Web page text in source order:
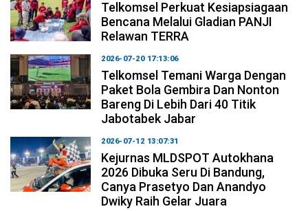
Telkomsel Perkuat Kesiapsiagaan
Bencana Melalui Gladian PANJI
Relawan TERRA
2026-07-20 17:13:06
Telkomsel Temani Warga Dengan
Paket Bola Gembira Dan Nonton
Bareng Di Lebih Dari 40 Titik
Jabotabek Jabar
2026-07-12 13:07:31
Kejurnas MLDSPOT Autokhana
2026 Dibuka Seru Di Bandung,
Canya Prasetyo Dan Anandyo
Dwiky Raih Gelar Juara